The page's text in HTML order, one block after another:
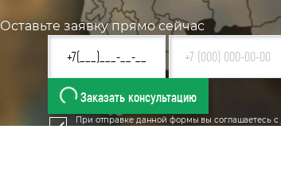
Оставьте заявку прямо сейчас
Заказать консультацию
При отправке данной формы вы соглашаетесь с